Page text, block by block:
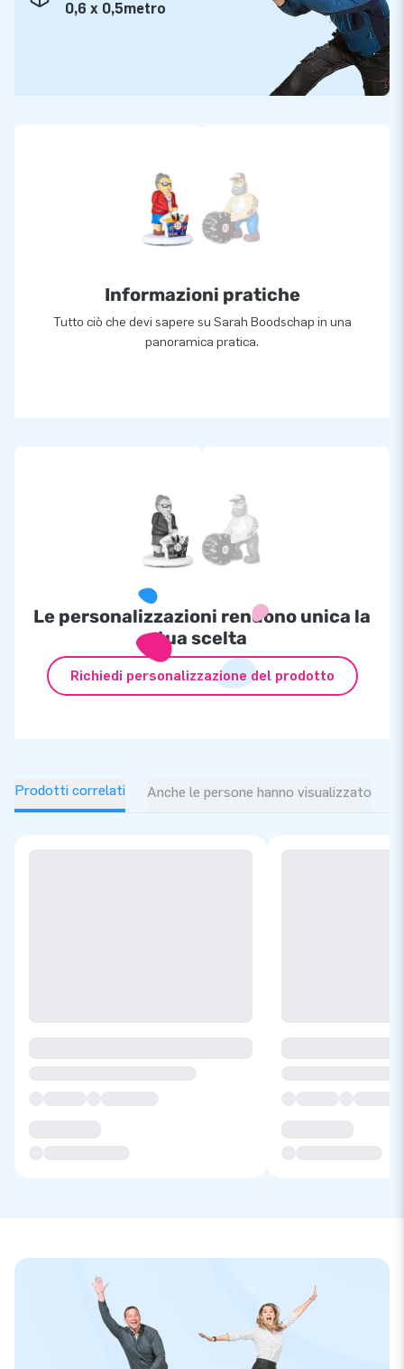
0,6 x 0,5metro
Informazioni pratiche
Tutto ciò che devi sapere su Sarah Boodschap in una
panoramica pratica.
Le personalizzazioni rendono unica la
tua scelta
Richiedi personalizzazione del prodotto
Prodotti correlati Anche le persone hanno visualizzato